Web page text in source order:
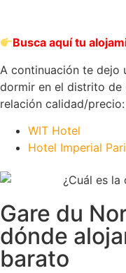
Busca aquí tu
A continuación te dejo
dormir en el distrito de
relación calidad/precio:
WIT Hotel
Hotel Imperial
Gare du
dónde
barato